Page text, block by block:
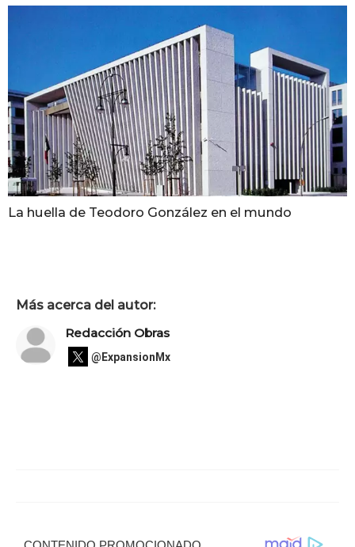
La huella de Teodoro González en el mundo
Más acerca del autor:
Redacción Obras
@ExpansionMx